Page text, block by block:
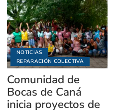
NOTICIAS
REPARACIÓN COLECTIVA
Comunidad de
Bocas de Caná
inicia proyectos de